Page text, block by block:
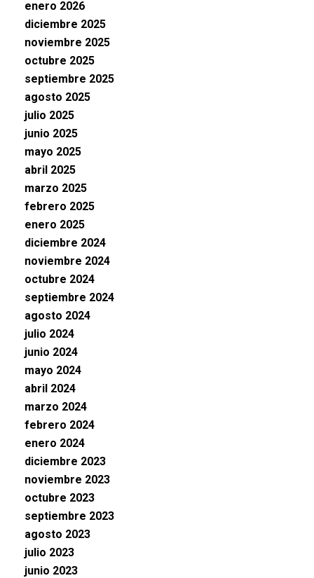
enero 2026
diciembre 2025
noviembre 2025
octubre 2025
septiembre 2025
agosto 2025
julio 2025
junio 2025
mayo 2025
abril 2025
marzo 2025
febrero 2025
enero 2025
diciembre 2024
noviembre 2024
octubre 2024
septiembre 2024
agosto 2024
julio 2024
junio 2024
mayo 2024
abril 2024
marzo 2024
febrero 2024
enero 2024
diciembre 2023
noviembre 2023
octubre 2023
septiembre 2023
agosto 2023
julio 2023
junio 2023